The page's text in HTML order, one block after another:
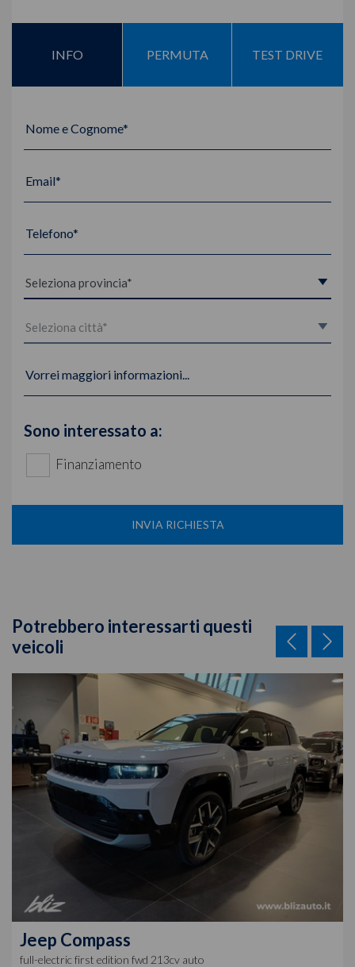
INFO PERMUTA TEST DRIVE
Nome e Cognome*
Email*
Telefono*
Vorrei maggiori informazioni...
Sono interessato a:
Finanziamento
INVIA RICHIESTA
Potrebbero interessarti questi
veicoli
Jeep Compass
full-electric first edition fwd 213cv auto